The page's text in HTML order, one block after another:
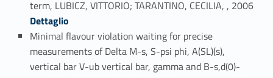
term, LUBICZ, VITTORIO; TARANTINO, CECILIA, , 2006
Dettaglio
Minimal flavour violation waiting for precise
measurements of Delta M-s, S-psi phi, A(SL)(s),
vertical bar V-ub vertical bar, gamma and B-s,d(0)-